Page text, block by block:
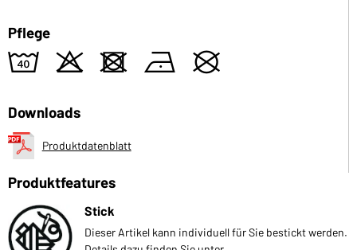
Pflege
8 o d n U
Downloads
Produktdatenblatt
Produktfeatures
Stick
Dieser Artikel kann individuell für Sie bestickt werden.